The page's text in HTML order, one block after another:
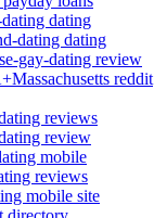
dating
dating dating
gay-dating review
reddit
reviews
review
mobile
reviews
mobile site